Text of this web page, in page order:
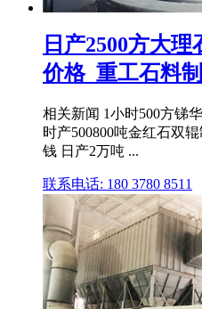
日产2500方大
价格_重工石料
相关新闻 1小时500方锑
时产500800吨金红石双
钱 日产2万吨 ...
联系电话: 180 3780 8511